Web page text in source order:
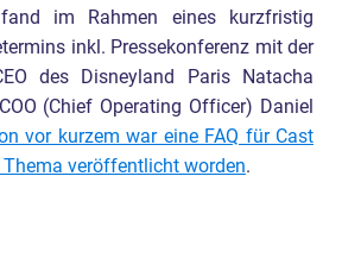
im Rahmen eines kurzfristig
inkl. Pressekonferenz mit der
des Disneyland Paris Natacha
(Chief Operating Officer) Daniel
vor kurzem war eine FAQ für Cast
Thema veröffentlicht worden.